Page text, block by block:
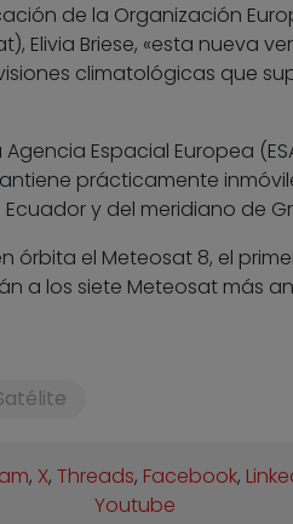
de la Organización
Elivia Briese, «esta nueva
climatológicas que
Espacial Europea
prácticamente
y del meridiano de
órbita el Meteosat 8, el
a los siete Meteosat más
, X,Threads, Facebook,
Youtube